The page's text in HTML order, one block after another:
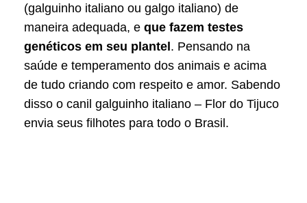
(galguinho italiano ou galgo italiano) de
maneira adequada, e que fazem testes
genéticos em seu plantel. Pensando na
saúde e temperamento dos animais e acima
de tudo criando com respeito e amor. Sabendo
disso o canil galguinho italiano – Flor do Tijuco
envia seus filhotes para todo o Brasil.